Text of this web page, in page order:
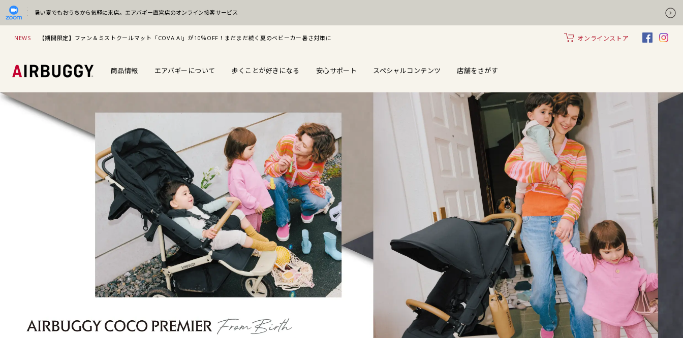
暑い夏でもおうちから気軽に来店。 エアバギー直営店のオンライン接客サービス
NEWS 【期間限定】ファン＆ミストクールマット「COVA AI」が10％OFF！まだまだ続く夏のベビーカー暑さ対策に オンラインストア
商品情報 エアバギーについて 歩くことが好きになる 安心サポート スペシャルコンテンツ 店舗をさがす